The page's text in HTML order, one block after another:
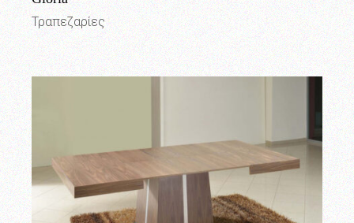
Τραπεζαρίες